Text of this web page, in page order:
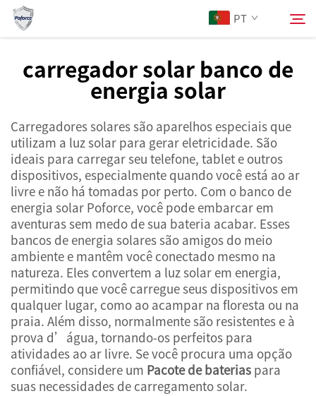
PT
Produtos
Serviços
Notícias
Contacte-nos
carregador solar banco de
energia solar
Carregadores solares são aparelhos especiais que
utilizam a luz solar para gerar eletricidade. São
ideais para carregar seu telefone, tablet e outros
dispositivos, especialmente quando você está ao ar
livre e não há tomadas por perto. Com o banco de
energia solar Poforce, você pode embarcar em
aventuras sem medo de sua bateria acabar. Esses
bancos de energia solares são amigos do meio
ambiente e mantêm você conectado mesmo na
natureza. Eles convertem a luz solar em energia,
permitindo que você carregue seus dispositivos em
qualquer lugar, como ao acampar na floresta ou na
praia. Além disso, normalmente são resistentes e à
prova d’água, tornando-os perfeitos para
atividades ao ar livre. Se você procura uma opção
confiável, considere um Pacote de baterias para
suas necessidades de carregamento solar.